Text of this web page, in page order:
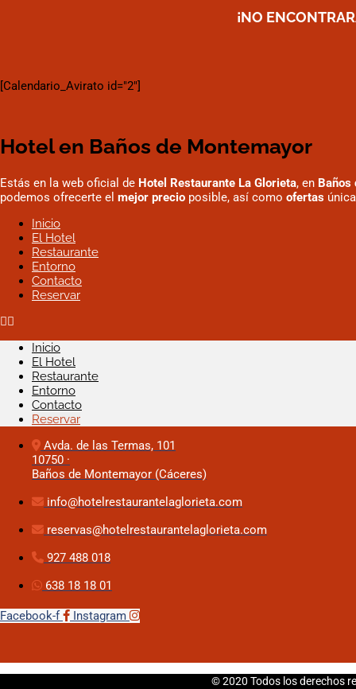
¡NO
[Calendario_Avirato id="2"]
Hotel en Baños de Montemayor
Estás en la web oficial de Hotel Restaurante La Glorieta, en Baños
podemos ofrecerte el mejor precio posible, así como ofertas
Inicio
El Hotel
Restaurante
Entorno
Contacto
Reservar
Inicio
El Hotel
Restaurante
Entorno
Contacto
Reservar
Avda. de las Termas, 101
10750 ·
Baños de Montemayor (Cáceres)
info@hotelrestaurantelaglorieta.com
reservas@hotelrestaurantelaglorieta.com
927 488 018
638 18 18 01
Facebook-f Instagram
© 2020 Todos los derechos